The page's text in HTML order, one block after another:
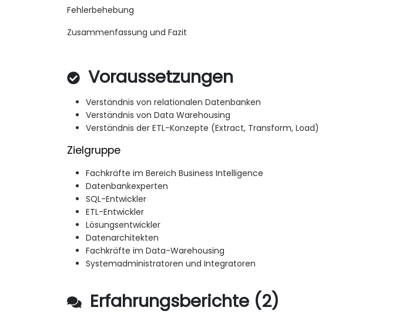
Fehlerbehebung
Zusammenfassung und Fazit
Voraussetzungen
Verständnis von relationalen Datenbanken
Verständnis von Data Warehousing
Verständnis der ETL-Konzepte (Extract, Transform, Load)
Zielgruppe
Fachkräfte im Bereich Business Intelligence
Datenbankexperten
SQL-Entwickler
ETL-Entwickler
Lösungsentwickler
Datenarchitekten
Fachkräfte im Data-Warehousing
Systemadministratoren und Integratoren
Erfahrungsberichte (2)